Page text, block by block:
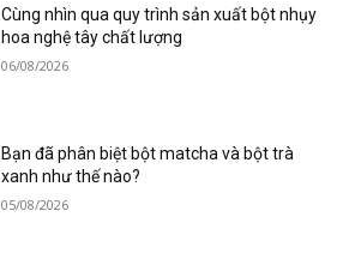
Cùng nhìn qua quy trình sản xuất bột nhụy
hoa nghệ tây chất lượng
06/08/2026
Bạn đã phân biệt bột matcha và bột trà
xanh như thế nào?
05/08/2026